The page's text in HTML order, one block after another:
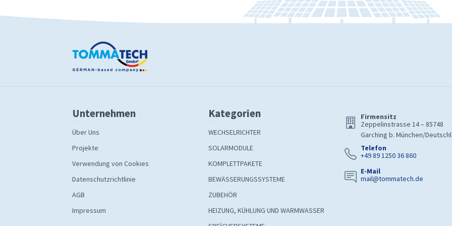
Unternehmen
Über Uns
Projekte
Verwendung von Cookies
Datenschutzrichtlinie
AGB
Impressum
Kategorien
WECHSELRICHTER
SOLARMODULE
KOMPLETTPAKETE
BEWÄSSERUNGSSYSTEME
ZUBEHÖR
HEIZUNG, KÜHLUNG UND WARMWASSER
Firmensitz
Zeppelinstrasse 14 – 85748
Garching b. München/
Telefon
+49 89 1250 36 860
E-Mail
mail@tommatech.de